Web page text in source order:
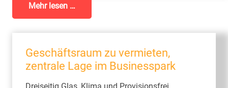
Mehr lesen …
Geschäftsraum zu vermieten,
zentrale Lage im Businesspark